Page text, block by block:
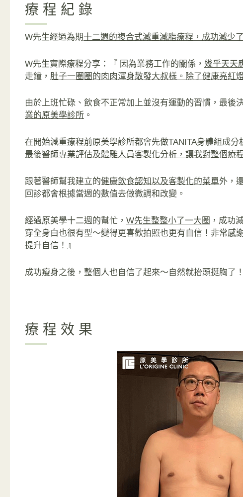
療程紀錄
W先生經過為期十二週的複合式減重減脂療程，成功減少
W先生實際療程分享：『 因為業務工作的關係， 幾乎天天
走鐘， 肚子一圈圈的肉肉渾身散發大叔樣。除了健康亮紅
由於上班忙碌、飲食不正常加上並沒有運動的習慣，最後
業的原美學診所 。
在開始減重療程前原美學診所都會先做TANITA身體組成
最後醫師專業評估及體雕人員客製化分析，讓我對整個療
跟著醫師幫我建立的健康飲食認知以及客製化的菜單外，
回診都會根據當週的數值去做微調和改變。
經過原美學十二週的幫忙， W先生整整小了一大圈 ，成功
穿全身白也很有型～變得更喜歡拍照也更有自信！非常感
提升自信！ 』
成功瘦身之後，整個人也自信了起來～自然就抬頭挺胸了！
療程效果